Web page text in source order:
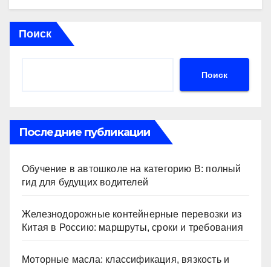
at
s
A
e
er n
ki
р
ть
Поиск
Поиск
Последние публикации
Обучение в автошколе на категорию В: полный
гид для будущих водителей
Железнодорожные контейнерные перевозки из
Китая в Россию: маршруты, сроки и требования
Моторные масла: классификация, вязкость и